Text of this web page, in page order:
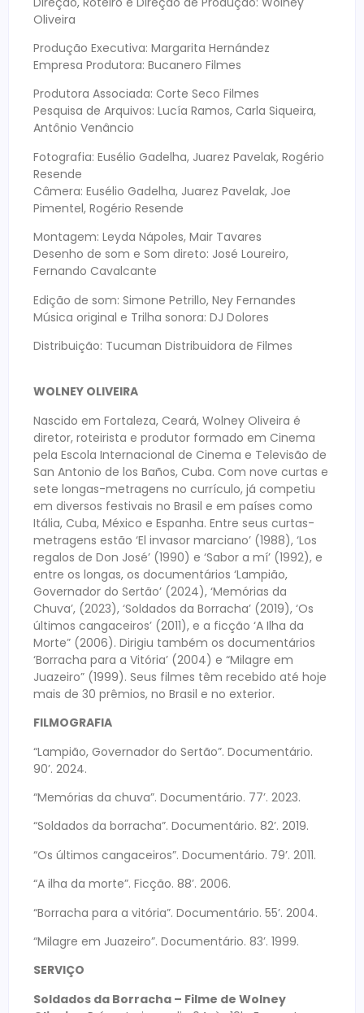
Oliveira
Produção Executiva: Margarita Hernández
Empresa Produtora: Bucanero Filmes
Produtora Associada: Corte Seco Filmes
Pesquisa de Arquivos: Lucía Ramos, Carla Siqueira,
Antônio Venâncio
Fotografia: Eusélio Gadelha, Juarez Pavelak, Rogério
Resende
Câmera: Eusélio Gadelha, Juarez Pavelak, Joe
Pimentel, Rogério Resende
Montagem: Leyda Nápoles, Mair Tavares
Desenho de som e Som direto: José Loureiro,
Fernando Cavalcante
Edição de som: Simone Petrillo, Ney Fernandes
Música original e Trilha sonora: DJ Dolores
Distribuição: Tucuman Distribuidora de Filmes
WOLNEY OLIVEIRA
Nascido em Fortaleza, Ceará, Wolney Oliveira é
diretor, roteirista e produtor formado em Cinema
pela Escola Internacional de Cinema e Televisão de
San Antonio de los Baños, Cuba. Com nove curtas e
sete longas-metragens no currículo, já competiu
em diversos festivais no Brasil e em países como
Itália, Cuba, México e Espanha. Entre seus curtas-
metragens estão ‘El invasor marciano’ (1988), ‘Los
regalos de Don José’ (1990) e ‘Sabor a mí’ (1992), e
entre os longas, os documentários ‘Lampião,
Governador do Sertão’ (2024), ‘Memórias da
Chuva’, (2023), ‘Soldados da Borracha’ (2019), ‘Os
últimos cangaceiros’ (2011), e a ficção ‘A Ilha da
Morte” (2006). Dirigiu também os documentários
‘Borracha para a Vitória’ (2004) e “Milagre em
Juazeiro” (1999). Seus filmes têm recebido até hoje
mais de 30 prêmios, no Brasil e no exterior.
FILMOGRAFIA
“Lampião, Governador do Sertão”. Documentário.
90’. 2024.
“Memórias da chuva”. Documentário. 77’. 2023.
“Soldados da borracha”. Documentário. 82’. 2019.
“Os últimos cangaceiros”. Documentário. 79’. 2011.
“A ilha da morte”. Ficção. 88’. 2006.
“Borracha para a vitória”. Documentário. 55’. 2004.
“Milagre em Juazeiro”. Documentário. 83’. 1999.
SERVIÇO
Soldados da Borracha – Filme de Wolney